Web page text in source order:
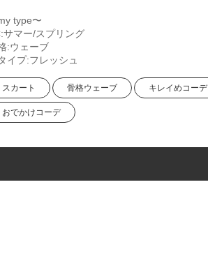
type〜
サマー/スプリング
:ウェーブ
イプ:フレッシュ
スカート 骨格ウェーブ キレイめコーデ
おでかけコーデ